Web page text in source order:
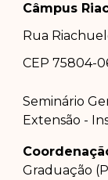
Câmpus
Rua
CEP 75804-0
Seminário
Extensão -
Graduação